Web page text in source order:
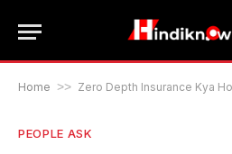
Home >> Zero Depth Insurance Kya
PEOPLE ASK